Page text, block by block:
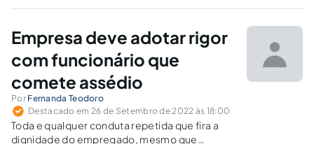
Empresa deve adotar rigor
com funcionário que
comete assédio
Por Fernanda Teodoro
Destacado em 26 de Setembro de 2022 às 18:00
Toda e qualquer conduta repetida que fira a
dignidade do empregado, mesmo que